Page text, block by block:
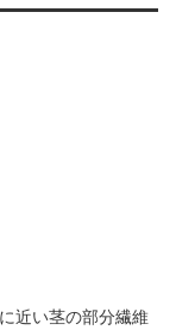
近い茎の部分繊維